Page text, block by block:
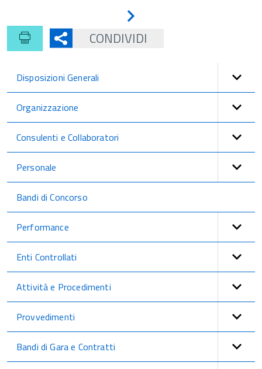
CONDIVIDI
Disposizioni Generali
Organizzazione
Consulenti e Collaboratori
Personale
Bandi di Concorso
Performance
Enti Controllati
Attività e Procedimenti
Provvedimenti
Bandi di Gara e Contratti